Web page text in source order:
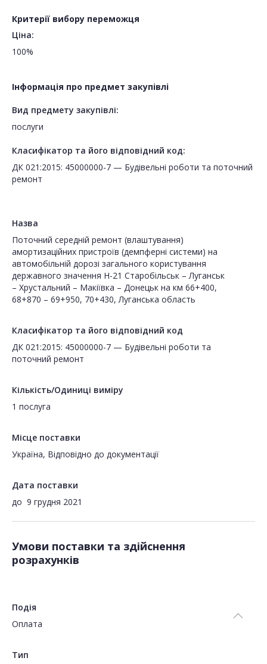
Критерії вибору переможця
Ціна:
100%
Інформація про предмет закупівлі
Вид предмету закупівлі:
послуги
Класифікатор та його відповідний код:
ДК 021:2015: 45000000-7 — Будівельні роботи та поточний
ремонт
Назва
Поточний середній ремонт (влаштування)
амортизаційних пристроїв (демпферні системи) на
автомобільній дорозі загального користування
державного значення Н-21 Старобільськ – Луганськ
– Хрустальний – Макіївка – Донецьк на км 66+400,
68+870 – 69+950, 70+430, Луганська область
Класифікатор та його відповідний код
ДК 021:2015: 45000000-7 — Будівельні роботи та
поточний ремонт
Кількість/Одиниці виміру
1 послуга
Місце поставки
Україна, Відповідно до документації
Дата поставки
до 9 грудня 2021
Умови поставки та здійснення
розрахунків
Подія
Оплата
Тип